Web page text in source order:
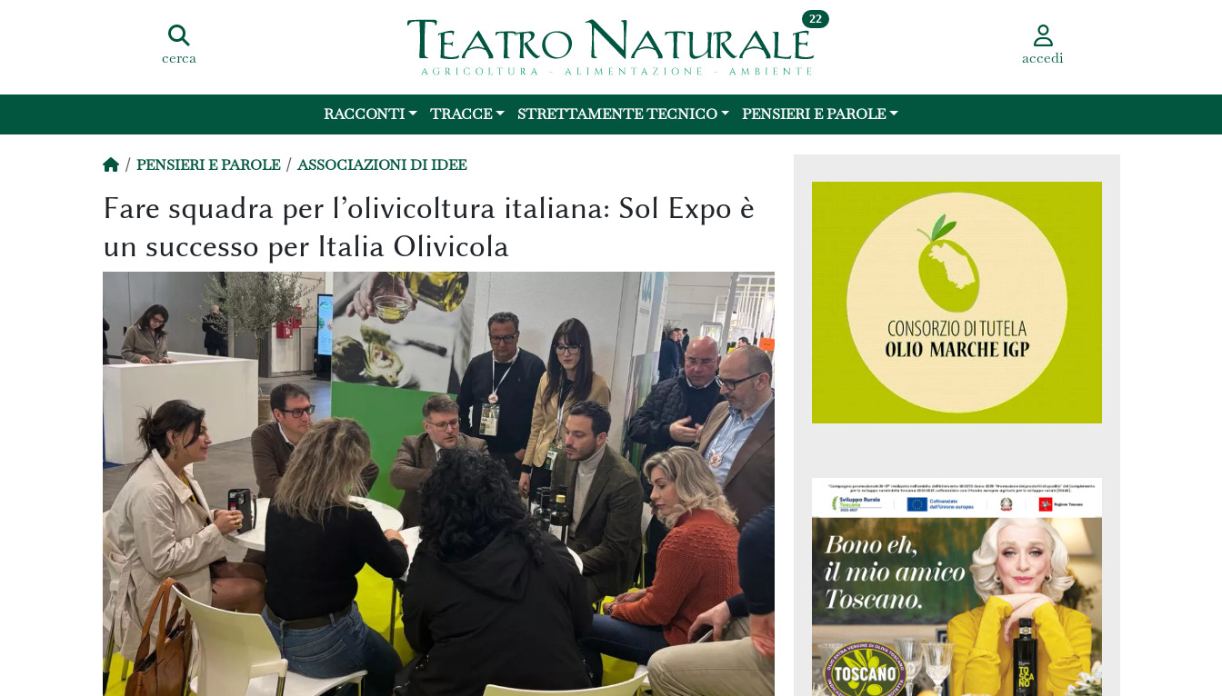
cerca
22
accedi
RACCONTI TRACCE STRETTAMENTE TECNICO PENSIERI E PAROLE
PENSIERI E PAROLE ASSOCIAZIONI DI IDEE
Fare squadra per l’olivicoltura italiana: Sol Expo è
un successo per Italia Olivicola